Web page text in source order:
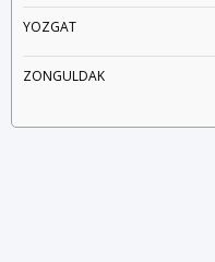
YOZGAT
ZONGULDAK